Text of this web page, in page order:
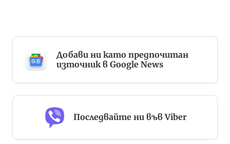
Добави ни като предпочитан
източник в Google News
Последвайте ни във Viber